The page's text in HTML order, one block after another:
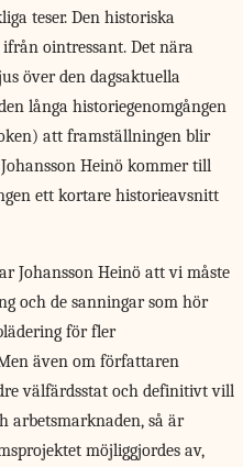
teser. Den historiska
ointressant. Det nära
över den dagsaktuella
långa historiegenomgången
att framställningen blir
Heinö kommer till
ett kortare historieavsnitt
Johansson Heinö att vi måste
och de sanningar som hör
för fler
även om författaren
välfärdsstat och definitivt vill
arbetsmarknaden, så är
möjliggjordes av,